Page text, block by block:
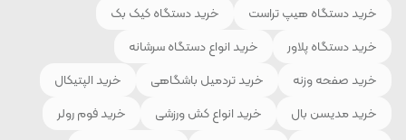
خرید دستگاه هیپ تراست
خرید دستگاه کیک بک
خرید دستگاه پلاور
خرید انواع دستگاه سرشانه
خرید صفحه وزنه
خرید تردمیل باشگاهی
خرید الپتیکال
خرید مدیسن بال
خرید انواع کش ورزشی
خرید فوم رولر